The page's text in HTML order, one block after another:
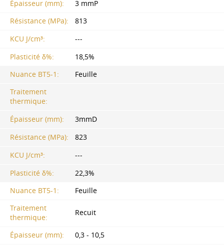
Épaisseur (mm):
3 mmP
Résistance (MPa):
813
KCU J/cm³:
---
Plasticité δ%:
18,5%
Nuance BT5-1:
Feuille
Traitement
thermique:
Épaisseur (mm):
3mmD
Résistance (MPa):
823
KCU J/cm³:
---
Plasticité δ%:
22,3%
Nuance BT5-1:
Feuille
Traitement
thermique:
Recuit
Épaisseur (mm):
0,3 - 10,5